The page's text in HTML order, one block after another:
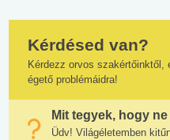
Kérdésed van?
Kérdezz orvos szakértőinktől,
égető problémáidra!
Mit tegyek, hogy
Üdv! Világéletemben